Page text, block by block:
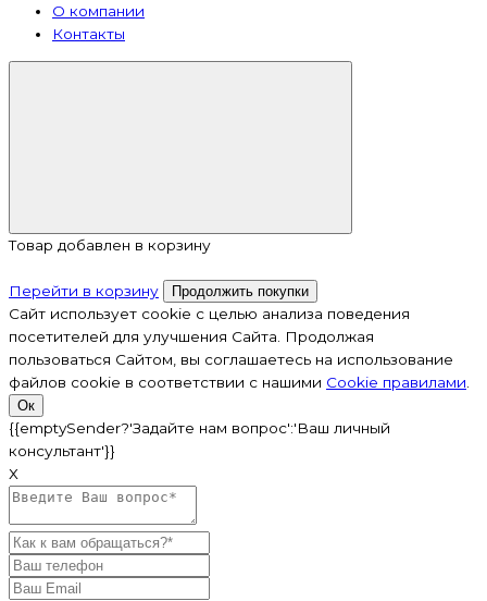
О компании
Контакты
Товар добавлен в корзину
Перейти в корзину Продолжить покупки
Сайт использует cookie с целью анализа поведения
посетителей для улучшения Сайта. Продолжая
пользоваться Сайтом, вы соглашаетесь на использование
файлов cookie в соответствии с нашими Cookiе правилами
Ок
{{emptySender?'Задайте нам вопрос':'Ваш личный
консультант'}}
Х